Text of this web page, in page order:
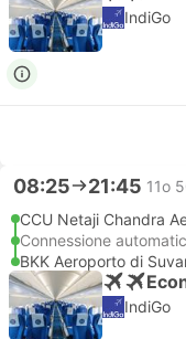
IndiGo
08:25 21:45 11o
CCU Netaji Chandra
Connessione
BKK Aeroporto di
IndiGo